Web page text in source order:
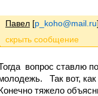
Павел [p_koho@mail.ru
вопрос ставлю
Так вот, как
тяжело